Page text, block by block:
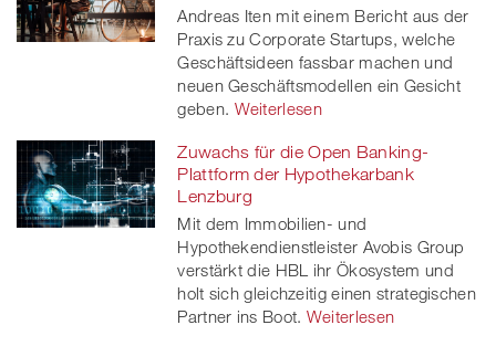
Andreas Iten mit einem Bericht aus der
Praxis zu Corporate Startups, welche
Geschäftsideen fassbar machen und
neuen Geschäftsmodellen ein Gesicht
geben. Weiterlesen
Zuwachs für die Open Banking-
Plattform der Hypothekarbank
Lenzburg
Mit dem Immobilien- und
Hypothekendienstleister Avobis Group
verstärkt die HBL ihr Ökosystem und
holt sich gleichzeitig einen strategischen
Partner ins Boot. Weiterlesen